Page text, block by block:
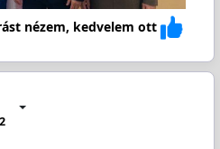
nézem, kedvelem ott